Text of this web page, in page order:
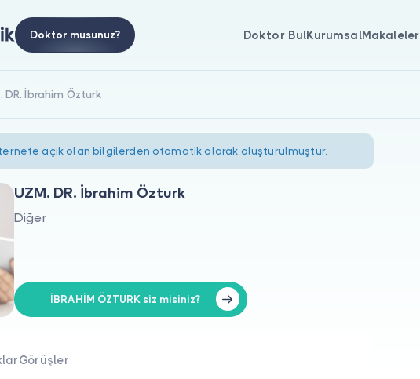
Doktor musunuz? Doktor BulKurumsalMakaleler
DR. İbrahim Özturk
açık olan bilgilerden otomatik olarak oluşturulmuştur.
UZM. DR. İbrahim Özturk
Diğer
İBRAHİM ÖZTURK siz misiniz?
Görüşler